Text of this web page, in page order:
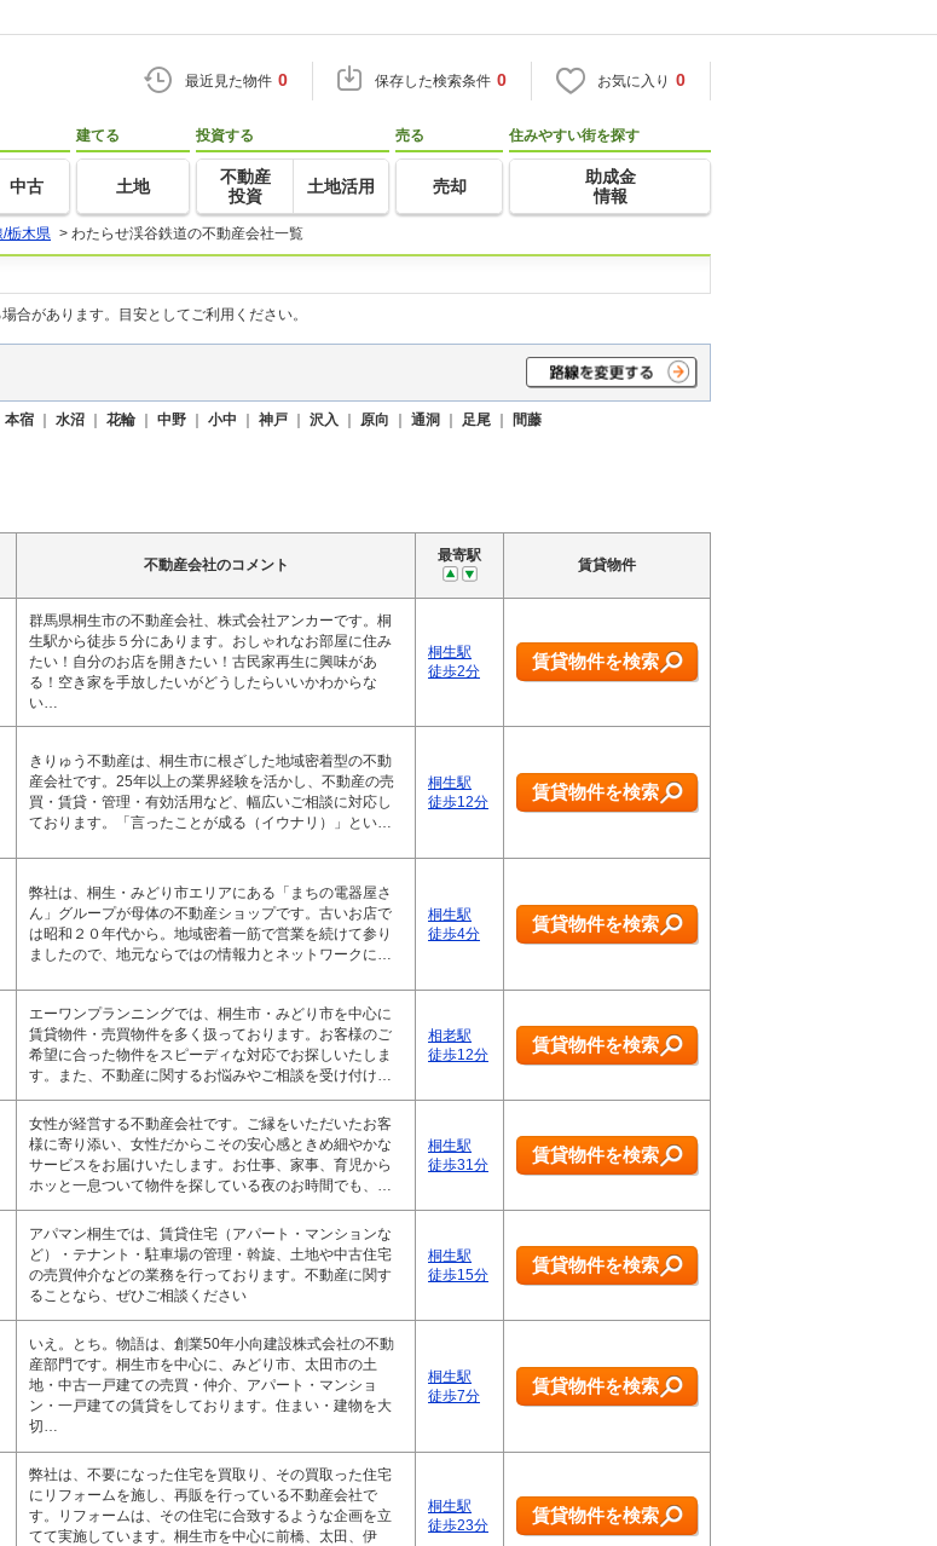
最近見た物件 0 保存した検索条件 0 お気に入り 0
中古
建てる
土地
投資する
不動産
投資
土地活用
売る
売却
住みやすい街を探す
助成金
情報
/栃木県 > わたらせ渓谷鉄道の不動産会社一覧
合があります。目安としてご利用ください。
本宿 ｜ 水沼 ｜ 花輪 ｜ 中野 ｜ 小中 ｜ 神戸 ｜ 沢入 ｜ 原向 ｜ 通洞 ｜ 足尾 ｜ 間藤
不動産会社のコメント
最寄駅
賃貸物件
群馬県桐生市の不動産会社、株式会社アンカーです。桐
生駅から徒歩５分にあります。おしゃれなお部屋に住み
たい！自分のお店を開きたい！古民家再生に興味があ
る！空き家を手放したいがどうしたらいいかわからな
い…
桐生駅
徒歩2分
賃貸物件を検索
きりゅう不動産は、桐生市に根ざした地域密着型の不動
産会社です。25年以上の業界経験を活かし、不動産の売
買・賃貸・管理・有効活用など、幅広いご相談に対応し
ております。「言ったことが成る（イウナリ）」とい…
桐生駅
徒歩12分
賃貸物件を検索
弊社は、桐生・みどり市エリアにある「まちの電器屋さ
ん」グループが母体の不動産ショップです。古いお店で
は昭和２０年代から。地域密着一筋で営業を続けて参り
ましたので、地元ならではの情報力とネットワークに…
桐生駅
徒歩4分
賃貸物件を検索
エーワンプランニングでは、桐生市・みどり市を中心に
賃貸物件・売買物件を多く扱っております。お客様のご
希望に合った物件をスピーディな対応でお探しいたしま
す。また、不動産に関するお悩みやご相談を受け付け…
相老駅
徒歩12分
賃貸物件を検索
女性が経営する不動産会社です。ご縁をいただいたお客
様に寄り添い、女性だからこその安心感ときめ細やかな
サービスをお届けいたします。お仕事、家事、育児から
ホッと一息ついて物件を探している夜のお時間でも、…
桐生駅
徒歩31分
賃貸物件を検索
アパマン桐生では、賃貸住宅（アパート・マンションな
ど）・テナント・駐車場の管理・斡旋、土地や中古住宅
の売買仲介などの業務を行っております。不動産に関す
ることなら、ぜひご相談ください
桐生駅
徒歩15分
賃貸物件を検索
いえ。とち。物語は、創業50年小向建設株式会社の不動
産部門です。桐生市を中心に、みどり市、太田市の土
地・中古一戸建ての売買・仲介、アパート・マンショ
ン・一戸建ての賃貸をしております。住まい・建物を大
切…
桐生駅
徒歩7分
賃貸物件を検索
弊社は、不要になった住宅を買取り、その買取った住宅
にリフォームを施し、再販を行っている不動産会社で
す。リフォームは、その住宅に合致するような企画を立
てて実施しています。桐生市を中心に前橋、太田、伊
桐生駅
徒歩23分
賃貸物件を検索